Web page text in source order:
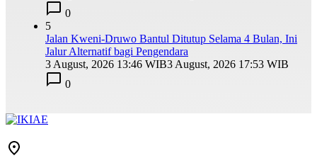
0
5
Jalan Kweni-Druwo Bantul Ditutup Selama 4 Bulan, Ini
Jalur Alternatif bagi Pengendara
3 August, 2026 13:46 WIB3 August, 2026 17:53 WIB
0